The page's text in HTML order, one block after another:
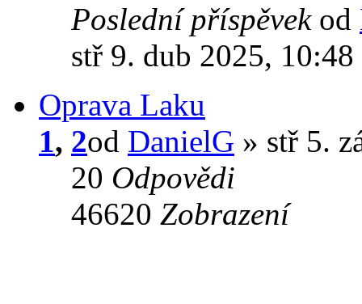
Poslední příspěvek od
stř 9. dub 2025, 10:48
Oprava Laku
1, 2od DanielG » stř 5.
20 Odpovědi
46620 Zobrazení